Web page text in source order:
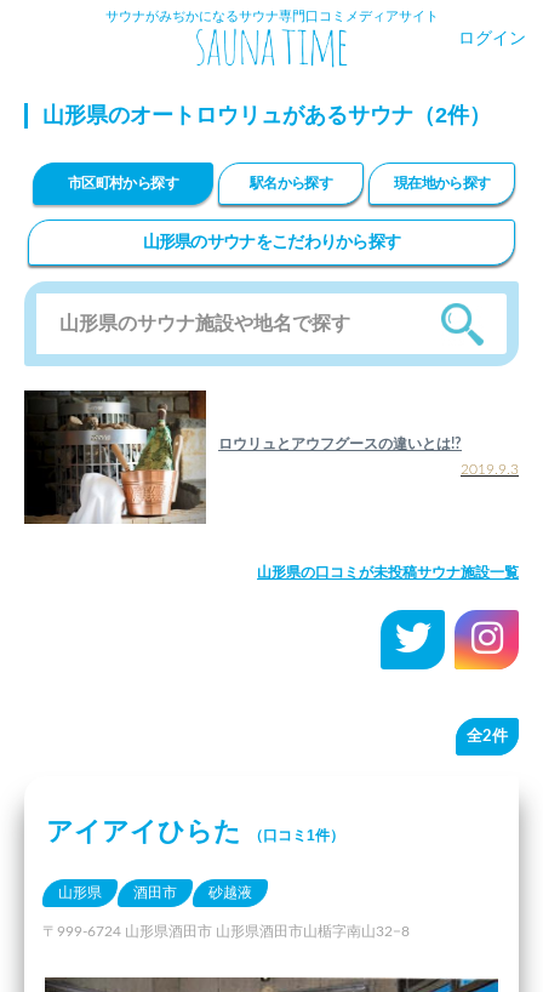
サウナがみぢかになるサウナ専門口コミメディアサイト
ログイン
山形県のオートロウリュがあるサウナ（2件）
市区町村から探す 駅名から探す 現在地から探す
山形県のサウナをこだわりから探す
ロウリュとアウフグースの違いとは!?
2019.9.3
山形県の口コミが未投稿サウナ施設一覧
全2件
アイアイひらた （口コミ1件）
山形県 酒田市 砂越液
〒999-6724 山形県酒田市 山形県酒田市山楯字南山32−8